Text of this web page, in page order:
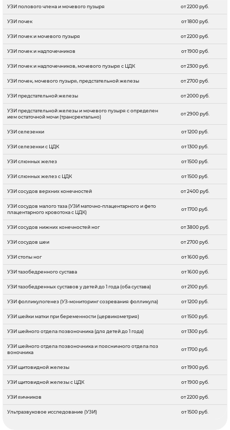
УЗИ полового члена и мочевого пузыря от 2200 руб.
УЗИ почек от 1800 руб.
УЗИ почек и мочевого пузыря от 2200 руб.
УЗИ почек и надпочечников от 1900 руб.
УЗИ почек и надпочечников, мочевого пузыря с ЦДК от 2300 руб.
УЗИ почек, мочевого пузыря, предстательной железы от 2700 руб.
УЗИ предстательной железы от 2000 руб.
УЗИ предстательной железы и мочевого пузыря с определен
ием остаточной мочи (трансректально)
от 2900 руб.
УЗИ селезенки от 1200 руб.
УЗИ селезенки с ЦДК от 1300 руб.
УЗИ слюнных желез от 1500 руб.
УЗИ слюнных желез с ЦДК от 1500 руб.
УЗИ сосудов верхних конечностей от 2400 руб.
УЗИ сосудов малого таза (УЗИ маточно-плацентарного и фето
плацентарного кровотока с ЦДК)
от 1700 руб.
УЗИ сосудов нижних конечностей ног от 3800 руб.
УЗИ сосудов шеи от 2700 руб.
УЗИ стопы ног от 1600 руб.
УЗИ тазобедренного сустава от 1600 руб.
УЗИ тазобедренных суставов у детей до 1 года (оба сустава) от 2100 руб.
УЗИ фолликулогенез (УЗ-мониторинг созревания фолликула) от 1200 руб.
УЗИ шейки матки при беременности (цервикометрия) от 1500 руб.
УЗИ шейного отдела позвоночника (для детей до 1 года) от 1300 руб.
УЗИ шейного отдела позвоночника и поясничного отдела поз
воночника
от 1700 руб.
УЗИ щитовидной железы от 1900 руб.
УЗИ щитовидной железы с ЦДК от 1900 руб.
УЗИ яичников от 2200 руб.
Ультразвуковое исследование (УЗИ) от 1500 руб.